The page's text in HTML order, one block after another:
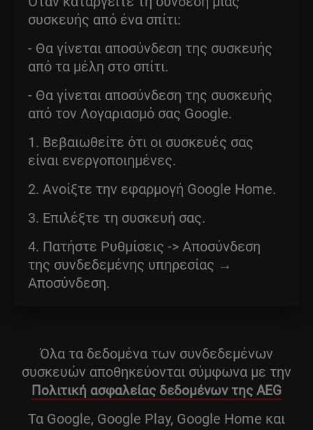
συσκευής από ένα σπίτι:
- Θα γίνεται αποσύνδεση της συσκευής
από τα μέλη στο σπίτι.
- Θα γίνεται αποσύνδεση της συσκευής
από τον Λογαριασμό σας Google.
1. Βεβαιωθείτε ότι οι συσκευές σας
είναι ενεργοποιημένες.
2. Ανοίξτε την εφαρμογή Google Home.
3. Επιλέξτε τη συσκευή σας.
4. Πατήστε Ρυθμίσεις -> Αποσύνδεση
της συνδεδεμένης υπηρεσίας →
Αποσύνδεση.
Όλα τα δεδομένα των συνδεδεμένων
συσκευών αποθηκεύονται σύμφωνα με την
Πολιτική ασφαλείας δεδομένων της AEG
Τα Google, Google Play, Google Home και